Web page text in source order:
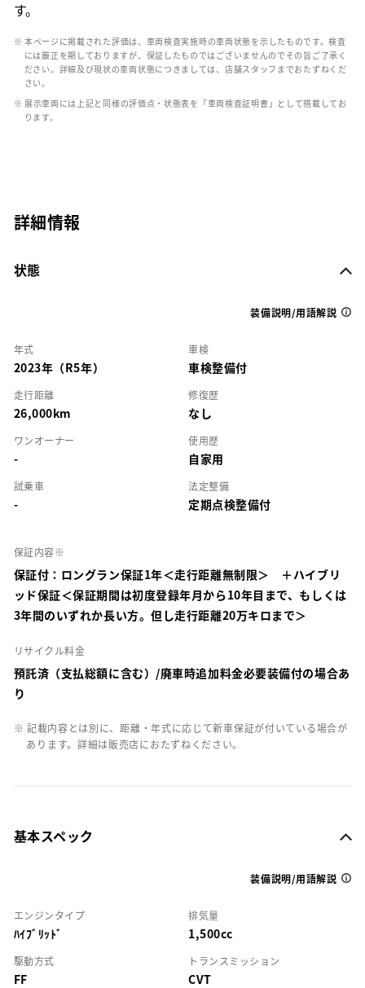
す。
※ 本ページに掲載された評価は、車両検査実施時の車両状態を示したものです。検査
には厳正を期しておりますが、保証したものではございませんのでその旨ご了承く
ださい。詳細及び現状の車両状態につきましては、店舗スタッフまでおたずねくだ
さい。
※ 展示車両には上記と同様の評価点・状態表を「車両検査証明書」として搭載してお
ります。
詳細情報
状態
装備説明/用語解説
年式
2023年（R5年）
車検
車検整備付
走行距離
26,000km
修復歴
なし
ワンオーナー
-
使用歴
自家用
試乗車
-
法定整備
定期点検整備付
保証内容※
保証付：ロングラン保証1年＜走行距離無制限＞ ＋ハイブリ
ッド保証＜保証期間は初度登録年月から10年目まで、もしくは
3年間のいずれか長い方。但し走行距離20万キロまで＞
リサイクル料金
預託済（支払総額に含む）/廃車時追加料金必要装備付の場合あ
り
※ 記載内容とは別に、距離・年式に応じて新車保証が付いている場合が
あります。詳細は販売店におたずねください。
基本スペック
装備説明/用語解説
エンジンタイプ
ﾊｲﾌﾞﾘｯﾄﾞ
排気量
1,500cc
駆動方式
FF
トランスミッション
CVT